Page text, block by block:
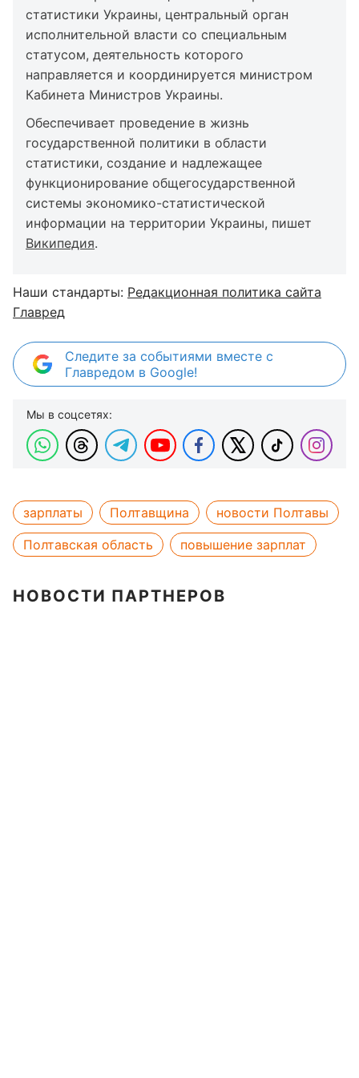
статистики Украины, центральный орган
исполнительной власти со специальным
статусом, деятельность которого
направляется и координируется министром
Кабинета Министров Украины.
Обеспечивает проведение в жизнь
государственной политики в области
статистики, создание и надлежащее
функционирование общегосударственной
системы экономико-статистической
информации на территории Украины, пишет
Википедия.
Наши стандарты: Редакционная политика сайта
Главред
Следите за событиями вместе с
Главредом в Google!
Мы в соцсетях:
зарплаты Полтавщина
новости Полтавы
Полтавская область
повышение зарплат
НОВОСТИ ПАРТНЕРОВ